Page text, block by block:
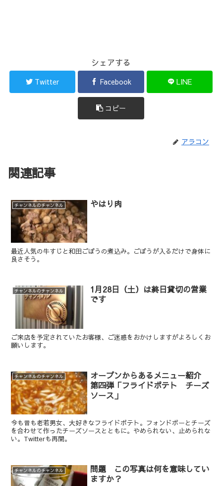
シェアする
Twitter Facebook LINE
コピー
アラコン
関連記事
チャンネルのチャンネル やはり肉
最近人気の牛すじと和田ごぼうの煮込み。ごぼうが入るだけで身体に
良さそう。
チャンネルのチャンネル
1月28日（土）は終日貸切の営業
です
ご来店を予定されていたお客様、ご迷惑をおかけしますがよろしくお
願いします。
チャンネルのチャンネル
オープンからあるメニュー紹介
第四弾「フライドポテト チーズ
ソース」
今も昔も老若男女、大好きなフライドポテト。フォンドボーとチーズ
を合わせて作ったチーズソースとともに。やめられない、止められな
い。Twitterも再開。
チャンネルのチャンネル
問題 この写真は何を意味してい
ますか？